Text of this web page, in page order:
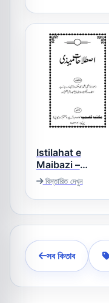
Istilahat e
Maibazi –
اصطلاحات میبذی
বিস্তারিত দেখুন
সব কিতাব